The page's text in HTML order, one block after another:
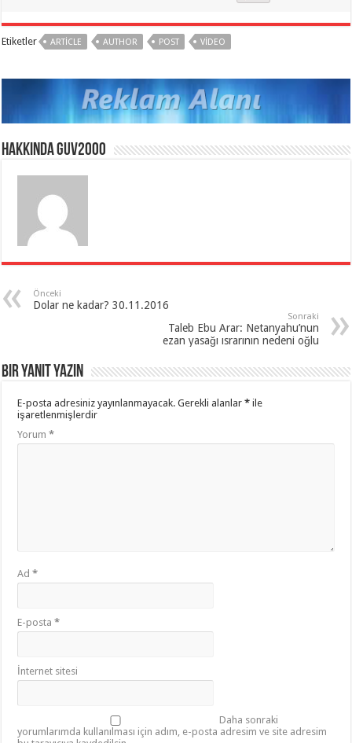
Etiketler ARTICLE AUTHOR POST VIDEO
Hakkında guv2000
Önceki
Dolar ne kadar? 30.11.2016
Sonraki
Taleb Ebu Arar: Netanyahu’nun
ezan yasağı ısrarının nedeni oğlu
Bir yanıt yazın
E-posta adresiniz yayınlanmayacak. Gerekli alanlar* ile
işaretlenmişlerdir
Yorum*
Ad*
E-posta*
İnternet sitesi
Daha sonraki
yorumlarımda kullanılması için adım, e-posta adresim ve site adresim